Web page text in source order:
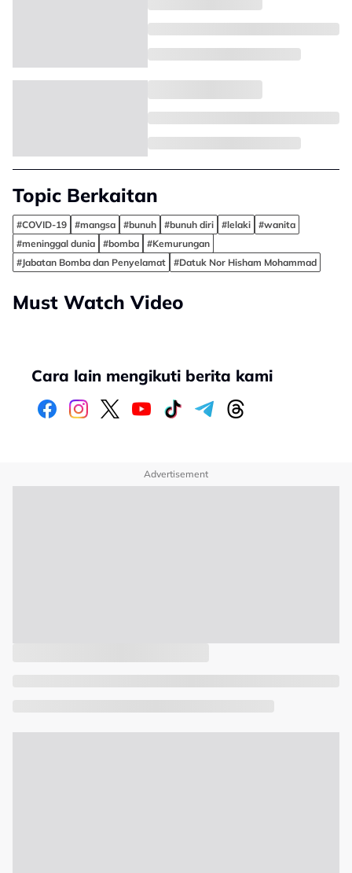
Topic Berkaitan
#COVID-19 #mangsa #bunuh #bunuh diri #lelaki
#wanita
#meninggal dunia
#bomba
#Kemurungan
#Jabatan Bomba dan Penyelamat
#Datuk Nor Hisham Mohammad
Must Watch Video
Cara lain mengikuti berita kami
Advertisement